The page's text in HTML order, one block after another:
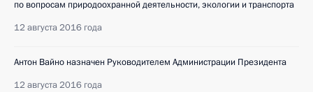
по вопросам природоохранной деятельности, экологии и транспорта
12 августа 2016 года
Антон Вайно назначен Руководителем Администрации Президента
12 августа 2016 года